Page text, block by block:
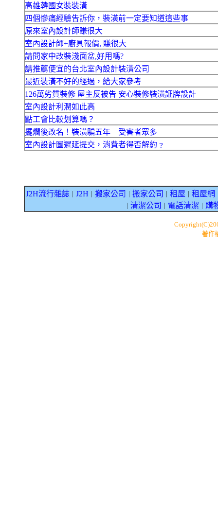
高雄韓國女裝裝潢
四個慘痛經驗告訴你，裝潢前一定要知道這些事
原來室內設計師賺很大
室內設計師+廚具報價, 賺很大
請問家中改裝淺面盆,好用嗎?
請推薦便宜的台北室內設計裝潢公司
最近裝潢不好的經過，給大家參考
126萬劣質裝修 屋主反被告 安心裝修裝潢証牌設計
室內設計利潤如此高
點工會比較划算嗎？
擺爛後改名！裝潢騙五年 受害者眾多
室內設計圖遲延提交，消費者得否解約﹖
J2H流行雜誌 J2H 搬家公司 搬家公司 租屋 租屋網
清潔公司 電話清潔 購
著作